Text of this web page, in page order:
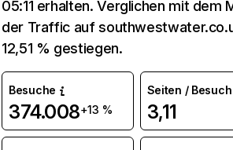
05:11 erhalten. Verglichen mit dem
der Traffic auf
12,51 % gestiegen.
Besuche
374.008+13 %
Seiten / Besuch
3,11